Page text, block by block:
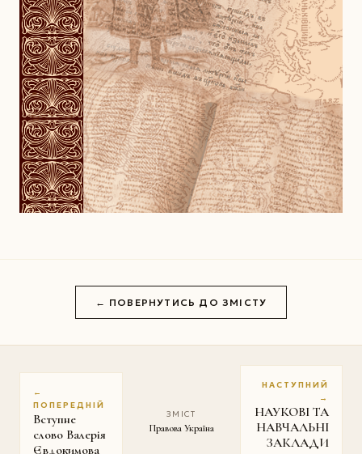
← ПОВЕРНУТИСЬ ДО ЗМІСТУ
←
ПОПЕРЕДНІЙ
Вступне
слово Валерія
Євдокимова
ЗМІСТ
Правова Україна
НАСТУПНИЙ
→
НАУКОВІ ТА
НАВЧАЛЬНІ
ЗАКЛАДИ